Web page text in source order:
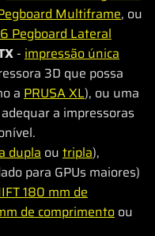
Multiframe, ou
Pegboard Lateral
- impressão única
3D que possa
a PRUSA XL), ou uma
a impressoras
dupla ou tripla),
para GPUs maiores)
180 mm de
de comprimentoou